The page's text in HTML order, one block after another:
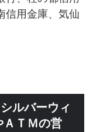
信用金庫、気仙
ルバーウィ
ＡＴＭの営